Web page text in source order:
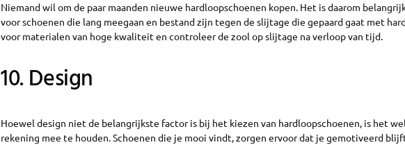
Niemand wil om de paar maanden nieuwe hardloopschoenen kopen. Het is daarom
voor schoenen die lang meegaan en bestand zijn tegen de slijtage die gepaard gaat met
voor materialen van hoge kwaliteit en controleer de zool op slijtage na verloop van tijd.
10. Design
Hoewel design niet de belangrijkste factor is bij het kiezen van hardloopschoenen, is het
rekening mee te houden. Schoenen die je mooi vindt, zorgen ervoor dat je gemotiveerd